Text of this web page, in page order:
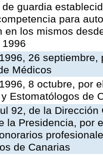
guardia
para
en los mismos
26
Médicos
8 octubre, por
Estomatólogos de
92, de la
la Presidencia, por
de Canarias